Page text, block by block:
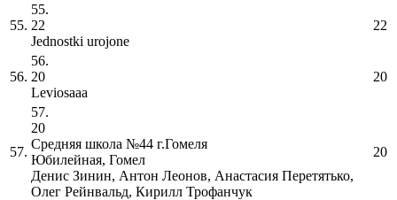
55.
55.
22
Jednostki urojone
22
56.
56.
20
Leviosaaa
20
57.
57.
20
Средняя школа №44 г.Гомеля
Юбилейная, Гомел
Денис Зинин, Антон Леонов, Анастасия Перетятько,
Олег Рейнвальд, Кирилл Трофанчук
20